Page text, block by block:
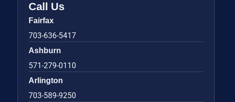
Call Us
Fairfax
703-636-5417
Ashburn
571-279-0110
Arlington
703-589-9250